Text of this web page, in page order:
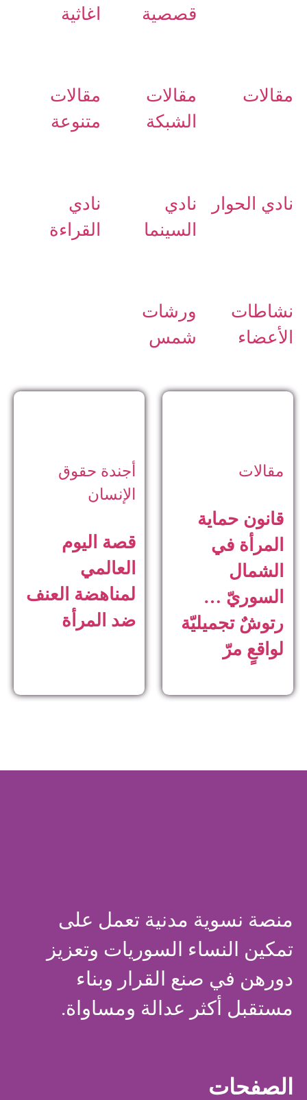
قصصية اغاثية
مقالات
مقالات
الشبكة
مقالات
متنوعة
نادي الحوار
نادي
السينما
نادي
القراءة
نشاطات
الأعضاء
ورشات
شمس
مقالات
قانون حماية
المرأة في
الشمال
السوريّ …
رتوشٌ تجميليّة
لواقعٍ مرّ
أجندة حقوق
الإنسان
قصة اليوم
العالمي
لمناهضة العنف
ضد المرأة
منصة نسوية مدنية تعمل على
تمكين النساء السوريات وتعزيز
دورهن في صنع القرار وبناء
مستقبل أكثر عدالة ومساواة.
الصفحات